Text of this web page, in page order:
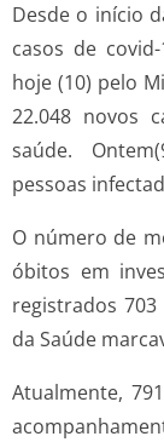
Desde o início
casos de
hoje (10) pelo
22.048 novos
saúde.
pessoas
O número de
óbitos em
registrados
da Saúde
Atualmente,